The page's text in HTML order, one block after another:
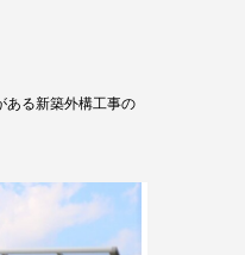
ある新築外構工事の